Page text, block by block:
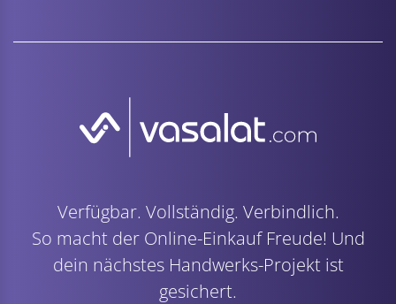
Verfügbar. Vollständig. Verbindlich.
So macht der Online-Einkauf Freude! Und
dein nächstes Handwerks-Projekt ist
gesichert.